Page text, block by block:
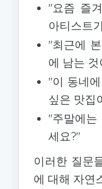
"요즘 즐
아티스트
"최근에
에 남는
"이 동네
싶은 맛집
"주말에
세요?"
이러한 질문
에 대해 자연